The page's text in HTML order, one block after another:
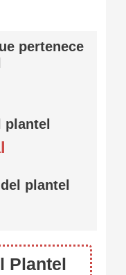
pertenece
plantel
plantel
Plantel